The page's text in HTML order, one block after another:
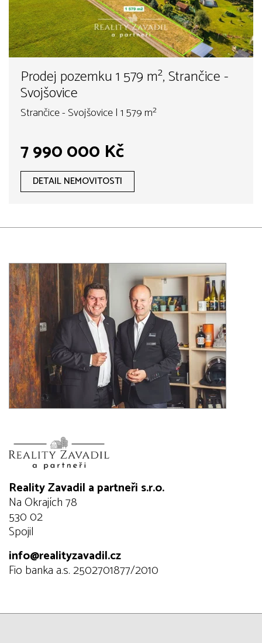
Prodej pozemku 1 579 m², Strančice -
Svojšovice
Strančice - Svojšovice | 1 579 m²
7 990 000 Kč
DETAIL NEMOVITOSTI
Reality Zavadil a partneři s.r.o.
Na Okrajích 78
530 02
Spojil
info@realityzavadil.cz
Fio banka a.s. 2502701877/2010